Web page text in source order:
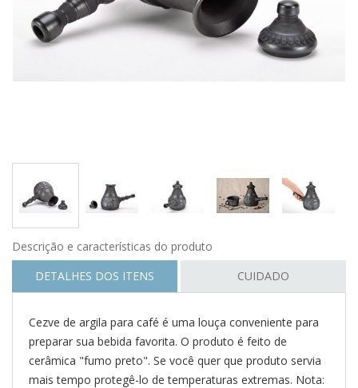
Descrição e características do produto
DETALHES DOS ITENS
CUIDADO
Cezve de argila para café é uma louça conveniente para
preparar sua bebida favorita. O produto é feito de
cerâmica "fumo preto". Se você quer que produto servia
mais tempo protegê-lo de temperaturas extremas. Nota: